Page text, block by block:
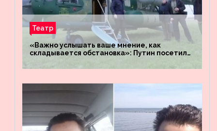
Театр
«Важно услышать ваше мнение, как
складывается обстановка»: Путин посетил
«Восток»